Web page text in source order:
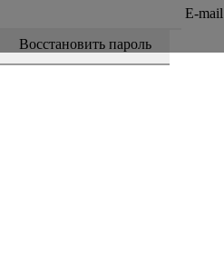
E-mail
Восстановить пароль